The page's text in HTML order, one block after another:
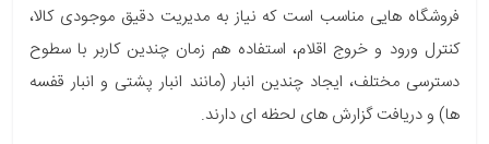
فروشگاه هایی مناسب است که نیاز به مدیریت دقیق موجودی کالا،
کنترل ورود و خروج اقلام، استفاده هم زمان چندین کاربر با سطوح
دسترسی مختلف، ایجاد چندین انبار (مانند انبار پشتی و انبار قفسه
ها) و دریافت گزارش های لحظه ای دارند.